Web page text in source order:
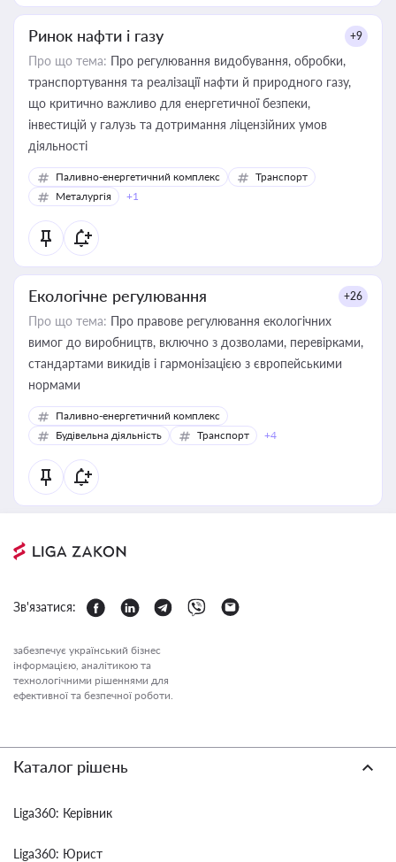
Ринок нафти і газу +9
Про що тема: Про регулювання видобування, обробки,
транспортування та реалізації нафти й природного газу,
що критично важливо для енергетичної безпеки,
інвестицій у галузь та дотримання ліцензійних умов
діяльності
Паливно-енергетичний комплекс
Транспорт
Металургія
+1
Екологічне регулювання +26
Про що тема: Про правове регулювання екологічних
вимог до виробництв, включно з дозволами, перевірками,
стандартами викидів і гармонізацією з європейськими
нормами
Паливно-енергетичний комплекс
Будівельна діяльність
Транспорт +4
Зв'язатися:
забезпечує український бізнес
інформацією, аналітикою та
технологічними рішеннями для
ефективної та безпечної роботи.
Каталог рішень
Liga360: Керівник
Liga360: Юрист